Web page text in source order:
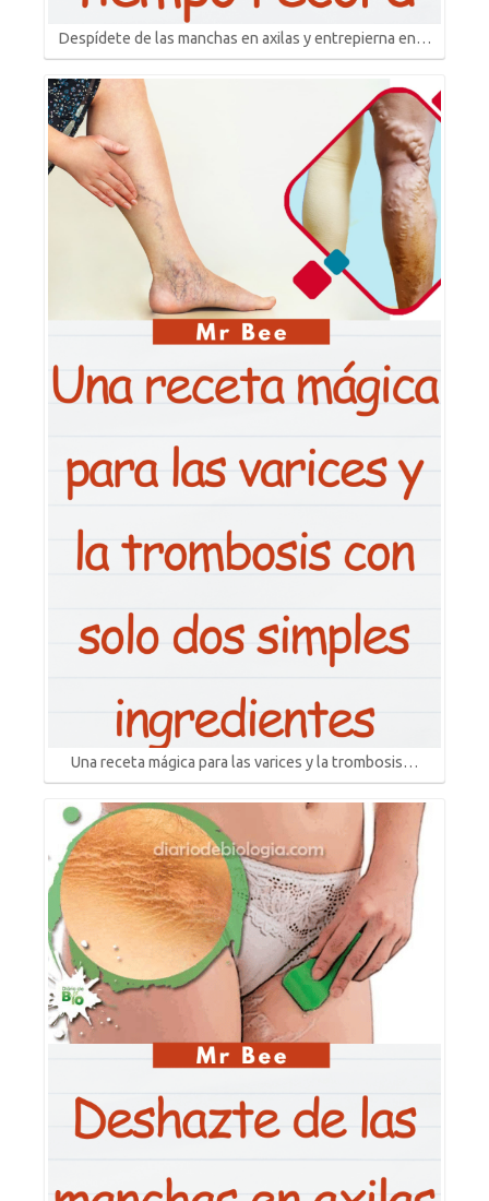
Despídete de las manchas en axilas y entrepierna en…
Una receta mágica para las varices y la trombosis…